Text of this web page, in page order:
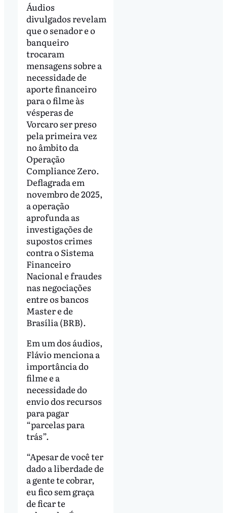
Áudios
divulgados revelam
que o senador e o
banqueiro
trocaram
mensagens sobre a
necessidade de
aporte financeiro
para o filme às
vésperas de
Vorcaro ser preso
pela primeira vez
no âmbito da
Operação
Compliance Zero.
Deflagrada em
novembro de 2025,
a operação
aprofunda as
investigações de
supostos crimes
contra o Sistema
Financeiro
Nacional e fraudes
nas negociações
entre os bancos
Master e de
Brasília (BRB).
Em um dos áudios,
Flávio menciona a
importância do
filme e a
necessidade do
envio dos recursos
para pagar
“parcelas para
trás”.
“Apesar de você ter
dado a liberdade de
a gente te cobrar,
eu fico sem graça
de ficar te